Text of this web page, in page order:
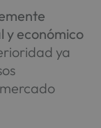
y económico
ya